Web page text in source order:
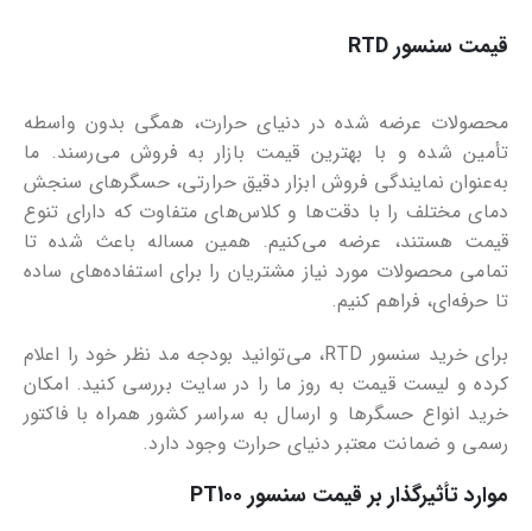
قیمت سنسور RTD
محصولات عرضه شده در دنیای حرارت، همگی بدون واسطه
تأمین شده و با بهترین قیمت بازار به فروش می‌رسند. ما
به‌عنوان نمایندگی فروش ابزار دقیق حرارتی، حسگرهای سنجش
دمای مختلف را با دقت‌ها و کلاس‌های متفاوت که دارای تنوع
قیمت هستند، عرضه می‌کنیم. همین مساله باعث شده تا
تمامی محصولات مورد نیاز مشتریان را برای استفاده‌های ساده
تا حرفه‌ای، فراهم کنیم.
برای خرید سنسور RTD، می‌توانید بودجه مد نظر خود را اعلام
کرده و لیست قیمت به روز ما را در سایت بررسی کنید. امکان
خرید انواع حسگرها و ارسال به سراسر کشور همراه با فاکتور
رسمی و ضمانت معتبر دنیای حرارت وجود دارد.
موارد تأثیرگذار بر قیمت سنسور PT100